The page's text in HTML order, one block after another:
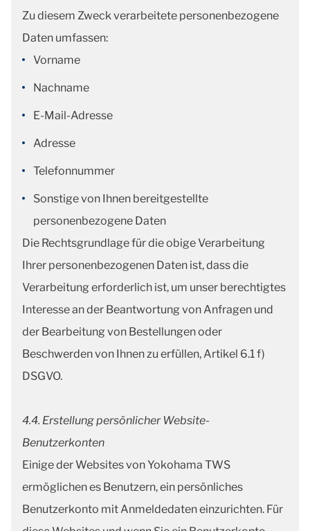
Zu diesem Zweck verarbeitete personenbezogene
Daten umfassen:
Vorname
Nachname
E-Mail-Adresse
Adresse
Telefonnummer
Sonstige von Ihnen bereitgestellte
personenbezogene Daten
Die Rechtsgrundlage für die obige Verarbeitung
Ihrer personenbezogenen Daten ist, dass die
Verarbeitung erforderlich ist, um unser berechtigtes
Interesse an der Beantwortung von Anfragen und
der Bearbeitung von Bestellungen oder
Beschwerden von Ihnen zu erfüllen, Artikel 6.1 f)
DSGVO.
4.4. Erstellung persönlicher Website-
Benutzerkonten
Einige der Websites von Yokohama TWS
ermöglichen es Benutzern, ein persönliches
Benutzerkonto mit Anmeldedaten einzurichten. Für